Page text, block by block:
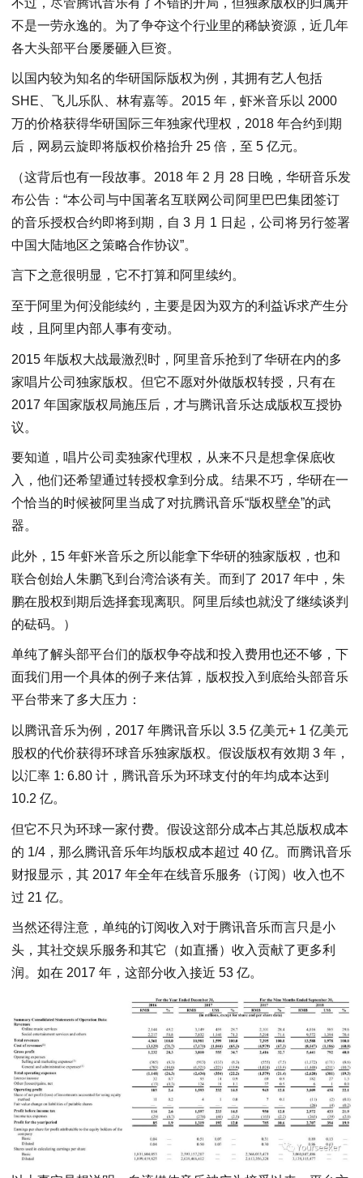
不是一劳永逸的。为了争夺这个行业里的稀缺资源，近几年
各大头部平台屡屡砸入巨资。
以国内较为知名的华研国际版权为例，其拥有艺人包括
SHE、飞儿乐队、林宥嘉等。2015 年，虾米音乐以 2000
万的价格获得华研国际三年独家代理权，2018 年合约到期
后，网易云旋即将版权价格抬升 25 倍，至 5 亿元。
（这背后也有一段故事。2018 年 2 月 28 日晚，华研音乐发
布公告：“本公司与中国著名互联网公司阿里巴巴集团签订
的音乐授权合约即将到期，自 3 月 1 日起，公司将另行签署
中国大陆地区之策略合作协议”。
言下之意很明显，它不打算和阿里续约。
至于阿里为何没能续约，主要是因为双方的利益诉求产生分
歧，且阿里内部人事有变动。
2015 年版权大战最激烈时，阿里音乐抢到了华研在内的多
家唱片公司独家版权。但它不愿对外做版权转授，只有在
2017 年国家版权局施压后，才与腾讯音乐达成版权互授协
议。
要知道，唱片公司卖独家代理权，从来不只是想拿保底收
入，他们还希望通过转授权拿到分成。结果不巧，华研在一
个恰当的时候被阿里当成了对抗腾讯音乐“版权壁垒”的武
器。
此外，15 年虾米音乐之所以能拿下华研的独家版权，也和
联合创始人朱鹏飞到台湾洽谈有关。而到了 2017 年中，朱
鹏在股权到期后选择套现离职。阿里后续也就没了继续谈判
的砝码。）
单纯了解头部平台们的版权争夺战和投入费用也还不够，下
面我们用一个具体的例子来估算，版权投入到底给头部音乐
平台带来了多大压力：
以腾讯音乐为例，2017 年腾讯音乐以 3.5 亿美元+ 1 亿美元
股权的代价获得环球音乐独家版权。假设版权有效期 3 年，
以汇率 1: 6.80 计，腾讯音乐为环球支付的年均成本达到
10.2 亿。
但它不只为环球一家付费。假设这部分成本占其总版权成本
的 1/4，那么腾讯音乐年均版权成本超过 40 亿。而腾讯音乐
财报显示，其 2017 年全年在线音乐服务（订阅）收入也不
过 21 亿。
当然还得注意，单纯的订阅收入对于腾讯音乐而言只是小
头，其社交娱乐服务和其它（如直播）收入贡献了更多利
润。如在 2017 年，这部分收入接近 53 亿。